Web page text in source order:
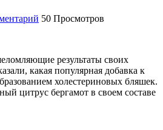
50 Просмотров
результаты своих
какая популярная добавка к
холестериновых бляшек.
цитрус бергамот в своем составе